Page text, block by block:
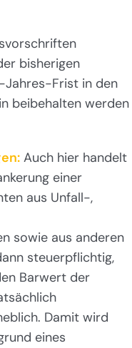
bisherigen
Jahres-Frist in den
beibehalten werden
Auch hier handelt
einer
aus Unfall-,
sowie aus anderen
steuerpflichtig,
Barwert der
Damit wird
eines